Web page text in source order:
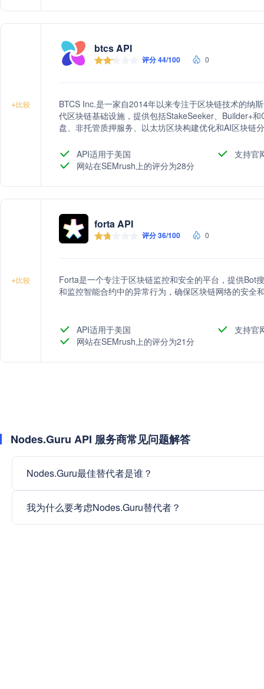
+比较
btcs API
评分 44/100 0
BTCS Inc.是一家自2014年以来专注于区块链技术的纳
代区块链基础设施，提供包括StakeSeeker、Builder+
盘、非托管质押服务、以太坊区块构建优化和AI区块链
API适用于美国
支持官
网站在SEMrush上的评分为28分
+比较
forta API
评分 36/100 0
Forta是一个专注于区块链监控和安全的平台，提供Bot
和监控智能合约中的异常行为，确保区块链网络的安全
API适用于美国
支持官
网站在SEMrush上的评分为21分
Nodes.Guru API 服务商常见问题解答
Nodes.Guru最佳替代者是谁？
我为什么要考虑Nodes.Guru替代者？